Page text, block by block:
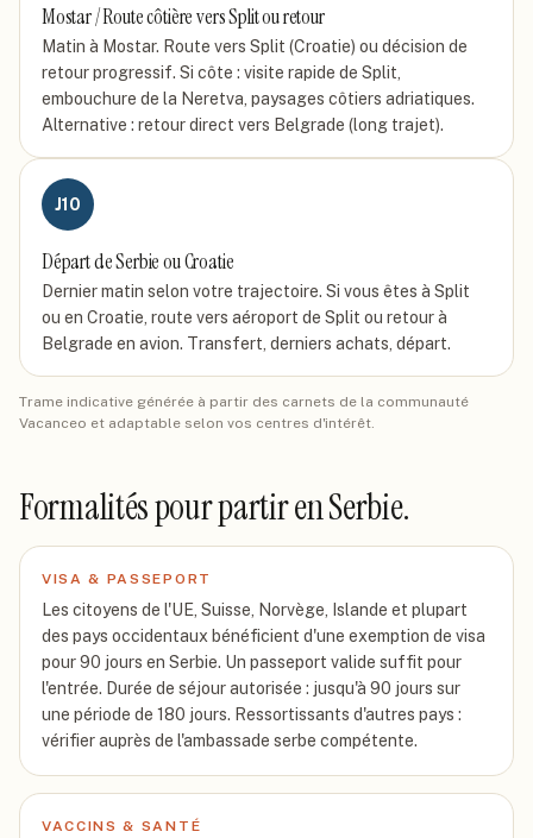
Mostar / Route côtière vers Split ou retour
Matin à Mostar. Route vers Split (Croatie) ou décision de
retour progressif. Si côte : visite rapide de Split,
embouchure de la Neretva, paysages côtiers adriatiques.
Alternative : retour direct vers Belgrade (long trajet).
J10
Départ de Serbie ou Croatie
Dernier matin selon votre trajectoire. Si vous êtes à Split
ou en Croatie, route vers aéroport de Split ou retour à
Belgrade en avion. Transfert, derniers achats, départ.
Trame indicative générée à partir des carnets de la communauté
Vacanceo et adaptable selon vos centres d'intérêt.
Formalités pour partiren Serbie.
VISA & PASSEPORT
Les citoyens de l'UE, Suisse, Norvège, Islande et plupart
des pays occidentaux bénéficient d'une exemption de visa
pour 90 jours en Serbie. Un passeport valide suffit pour
l'entrée. Durée de séjour autorisée : jusqu'à 90 jours sur
une période de 180 jours. Ressortissants d'autres pays :
vérifier auprès de l'ambassade serbe compétente.
VACCINS & SANTÉ